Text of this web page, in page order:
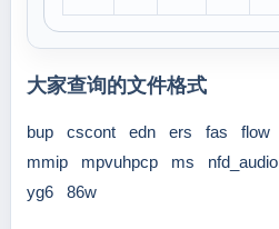
大家查询的文件格式
bup cscont edn ers fas flow
mmip
mpvuhpcp ms nfd_audio
yg6
86w